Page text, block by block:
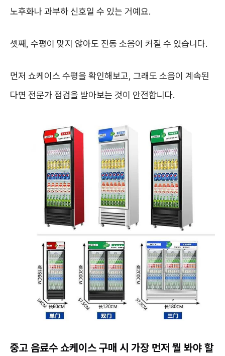
노후화나 과부하 신호일 수 있는 거예요.
셋째, 수평이 맞지 않아도 진동 소음이 커질 수 있습니다.
먼저 쇼케이스 수평을 확인해보고, 그래도 소음이 계속된
다면 전문가 점검을 받아보는 것이 안전합니다.
중고 음료수 쇼케이스 구매 시 가장 먼저 뭘 봐야 할